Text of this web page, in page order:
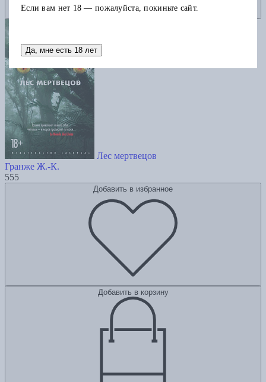
Лес мертвецов
Гранже Ж.-К.
555
Добавить в избранное
Добавить в корзину
Если вам нет 18 — пожалуйста, покиньте сайт.
Да, мне есть 18 лет